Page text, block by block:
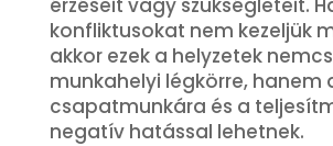
érzéseit vagy szükségleteit.
konfliktusokat nem kezeljük
akkor ezek a helyzetek
munkahelyi légkörre, hanem
csapatmunkára és a
negatív hatással lehetnek.